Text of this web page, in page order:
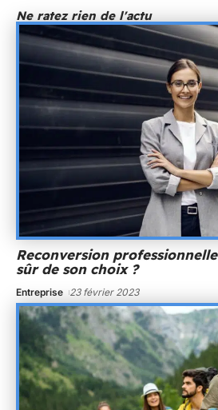
Ne ratez rien de l'actu
Reconversion
sûr de son choix ?
Entreprise 23 février 2023